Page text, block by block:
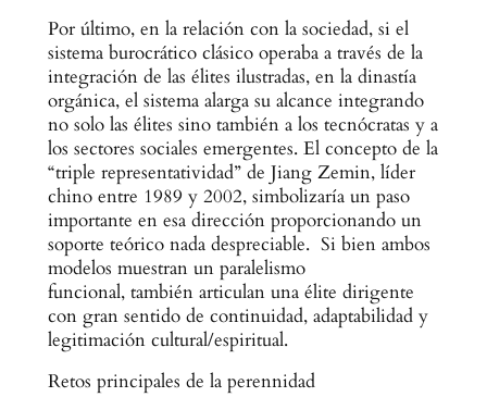
Por último, en la relación con la sociedad, si el
sistema burocrático clásico operaba a través de la
integración de las élites ilustradas, en la dinastía
orgánica, el sistema alarga su alcance integrando
no solo las élites sino también a los tecnócratas y a
los sectores sociales emergentes. El concepto de la
“triple representatividad” de Jiang Zemin, líder
chino entre 1989 y 2002, simbolizaría un paso
importante en esa dirección proporcionando un
soporte teórico nada despreciable. Si bien ambos
modelos muestran un paralelismo
funcional, también articulan una élite dirigente
con gran sentido de continuidad, adaptabilidad y
legitimación cultural/espiritual.
Retos principales de la perennidad